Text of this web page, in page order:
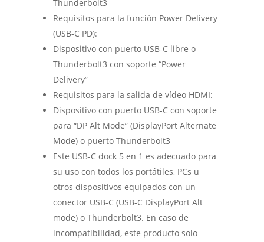
Thunderbolt3
Requisitos para la función Power Delivery
(USB-C PD):
Dispositivo con puerto USB-C libre o
Thunderbolt3 con soporte “Power
Delivery”
Requisitos para la salida de vídeo HDMI:
Dispositivo con puerto USB-C con soporte
para “DP Alt Mode” (DisplayPort Alternate
Mode) o puerto Thunderbolt3
Este USB-C dock 5 en 1 es adecuado para
su uso con todos los portátiles, PCs u
otros dispositivos equipados con un
conector USB-C (USB-C DisplayPort Alt
mode) o Thunderbolt3. En caso de
incompatibilidad, este producto solo